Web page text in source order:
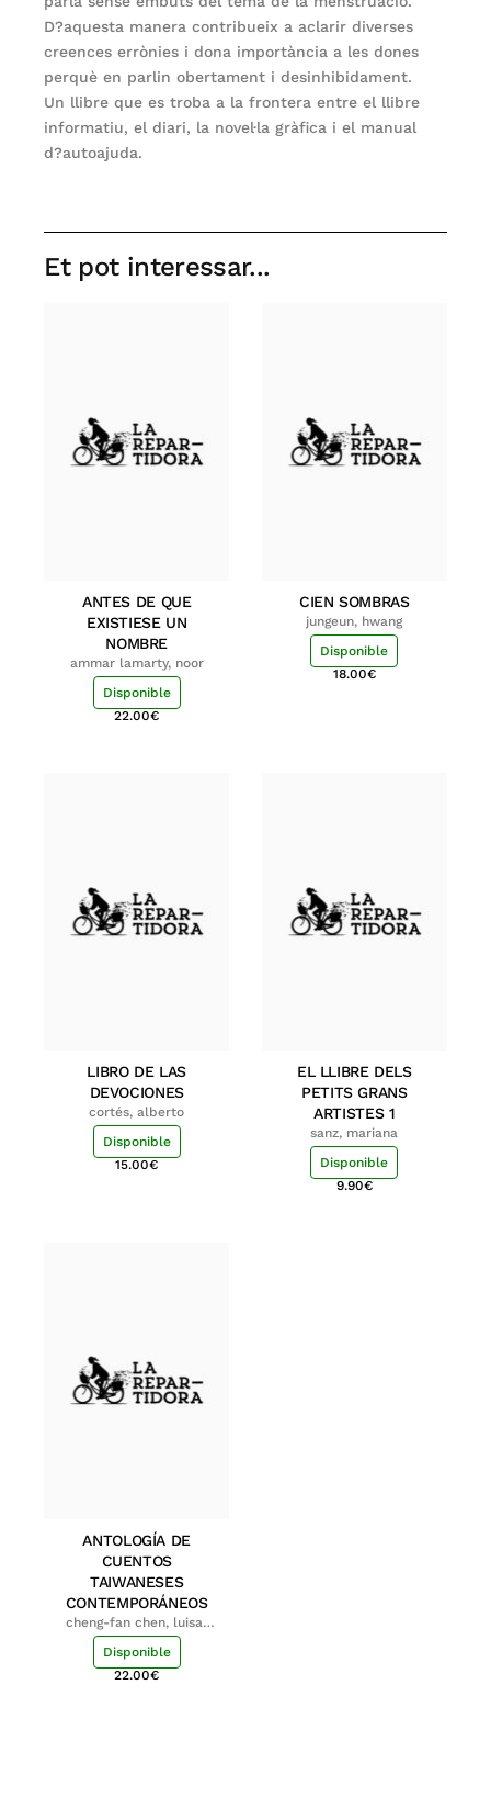
D?aquesta manera contribueix a aclarir diverses
creences errònies i dona importància a les dones
perquè en parlin obertament i desinhibidament.
Un llibre que es troba a la frontera entre el llibre
informatiu, el diari, la novel·la gràfica i el manual
d?autoajuda.
Et pot interessar...
ANTES DE QUE
EXISTIESE UN
NOMBRE
ammar lamarty, noor
Disponible
22.00€
CIEN SOMBRAS
jungeun, hwang
Disponible
18.00€
LIBRO DE LAS
DEVOCIONES
cortés, alberto
Disponible
15.00€
EL LLIBRE DELS
PETITS GRANS
ARTISTES 1
sanz, mariana
Disponible
9.90€
ANTOLOGÍA DE
CUENTOS
TAIWANESES
CONTEMPORÁNEOS
cheng-fan chen, luisa;
shu-ying chang, luisa
Disponible
22.00€